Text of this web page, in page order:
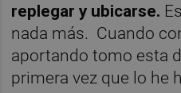
replegar y ubicarse.
nada más. Cuando
aportando tomo esta
primera vez que lo he